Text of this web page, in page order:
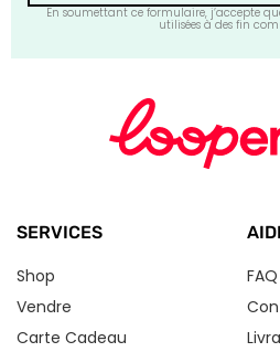
En soumettant ce formulaire, j’accepte
utilisées à des fin
SERVICES
Shop
Vendre
Carte Cadeau
FAQ